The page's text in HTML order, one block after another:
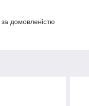
домовленістю